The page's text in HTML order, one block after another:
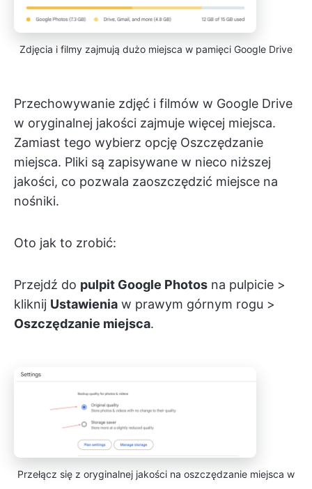
Zdjęcia i filmy zajmują dużo miejsca w pamięci Google Drive
Przechowywanie zdjęć i filmów w Google Drive
w oryginalnej jakości zajmuje więcej miejsca.
Zamiast tego wybierz opcję Oszczędzanie
miejsca. Pliki są zapisywane w nieco niższej
jakości, co pozwala zaoszczędzić miejsce na
nośniki.
Oto jak to zrobić:
Przejdź do pulpit Google Photos na pulpicie >
kliknij Ustawienia w prawym górnym rogu >
Oszczędzanie miejsca.
Przełącz się z oryginalnej jakości na oszczędzanie miejsca w